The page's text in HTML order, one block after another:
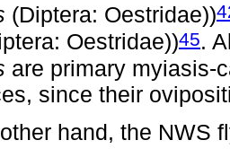
(Diptera: Oestridae))
Oestridae))45.
are primary myiasis-
since their
hand, the NWS